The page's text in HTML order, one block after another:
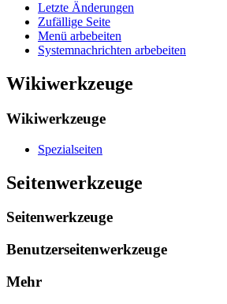
Letzte Änderungen
Zufällige Seite
Menü arbebeiten
Systemnachrichten arbebeiten
Wikiwerkzeuge
Wikiwerkzeuge
Spezialseiten
Seitenwerkzeuge
Seitenwerkzeuge
Benutzerseitenwerkzeuge
Mehr